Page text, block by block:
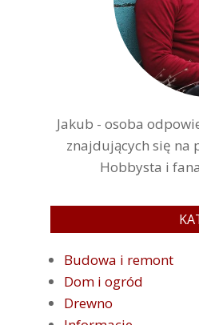
Jakub - osoba
znajdujących się
Hobbysta i
Budowa i remont
Dom i ogród
Drewno